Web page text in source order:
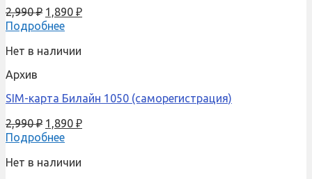
2,990₽ 1,890 ₽
Подробнее
Нет в наличии
Архив
SIM-карта Билайн 1050 (саморегистрация)
2,990₽ 1,890 ₽
Подробнее
Нет в наличии